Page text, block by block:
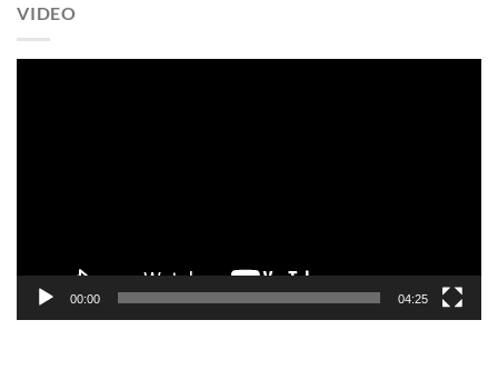
VIDEO
00:00 04:25